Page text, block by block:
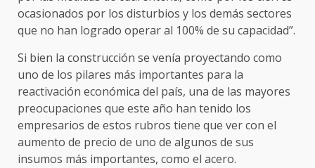
ocasionados por los disturbios y los demás sectores
que no han logrado operar al 100% de su capacidad”.
Si bien la construcción se venía proyectando como
uno de los pilares más importantes para la
reactivación económica del país, una de las mayores
preocupaciones que este año han tenido los
empresarios de estos rubros tiene que ver con el
aumento de precio de uno de algunos de sus
insumos más importantes, como el acero.